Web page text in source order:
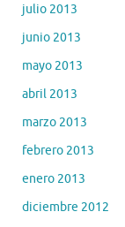
julio 2013
junio 2013
mayo 2013
abril 2013
marzo 2013
febrero 2013
enero 2013
diciembre 2012